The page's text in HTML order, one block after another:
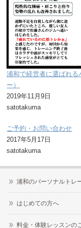
浦和で経営者に選ばれ
ー）
2019年11月9日
satotakuma
ご予約・お問い合わせ
2017年5月17日
satotakuma
浦和のパーソナルトレ
はじめての方へ
料金・体験レッスンの